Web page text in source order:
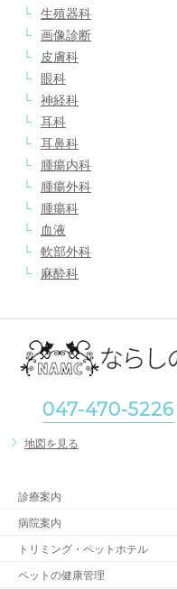
生殖器科
画像診断
皮膚科
眼科
神経科
耳科
耳鼻科
腫瘍内科
腫瘍外科
腫瘍科
血液
軟部外科
麻酔科
047-470-5226
地図を見る
診療案内
病院案内
トリミング・ペットホテル
ペットの健康管理